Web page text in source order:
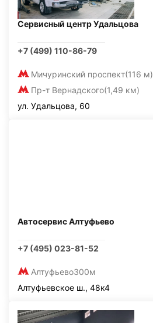
Сервисный центр Удальцова
+7 (499) 110-86-79
Мичуринский проспект(116 м)
Пр-т Вернадского(1,49 км)
ул. Удальцова, 60
Автосервис Алтуфьево
+7 (495) 023-81-52
Алтуфьево300м
Алтуфьевское ш., 48к4